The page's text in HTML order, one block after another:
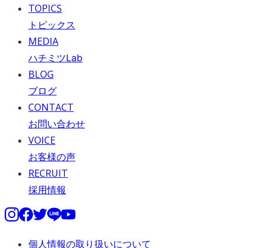
TOPICS
トピックス
MEDIA
ハチミツLab
BLOG
ブログ
CONTACT
お問い合わせ
VOICE
お客様の声
RECRUIT
採用情報
個人情報の取り扱いについて